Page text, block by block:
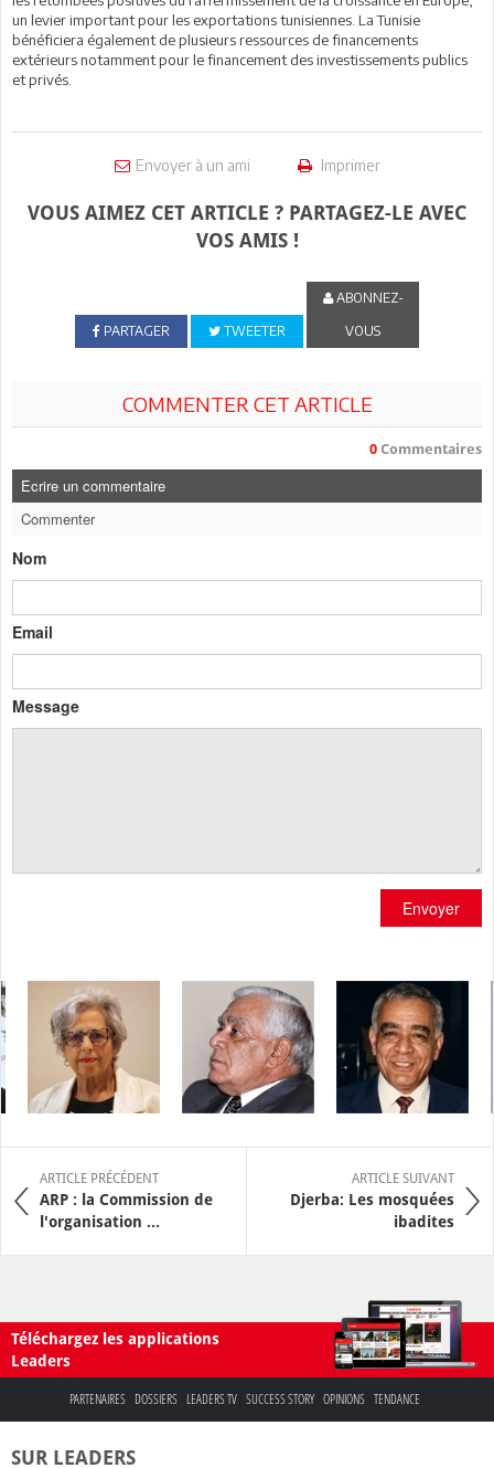
un levier important pour les exportations tunisiennes. La Tunisie
bénéficiera également de plusieurs ressources de financements
extérieurs notamment pour le financement des investissements publics
et privés.
Envoyer à un ami Imprimer
VOUS AIMEZ CET ARTICLE ? PARTAGEZ-LE AVEC
VOS AMIS !
PARTAGER TWEETER
ABONNEZ-
VOUS
COMMENTER CET ARTICLE
0 Commentaires
Ecrire un commentaire
Commenter
Nom
Email
Message
Envoyer
ARTICLE PRÉCÉDENT
ARP : la Commission de
l'organisation ...
ARTICLE SUIVANT
Djerba: Les mosquées
ibadites
Téléchargez les applications
Leaders
PARTENAIRES DOSSIERS LEADERS TV SUCCESS STORY OPINIONS TENDANCE
SUR LEADERS